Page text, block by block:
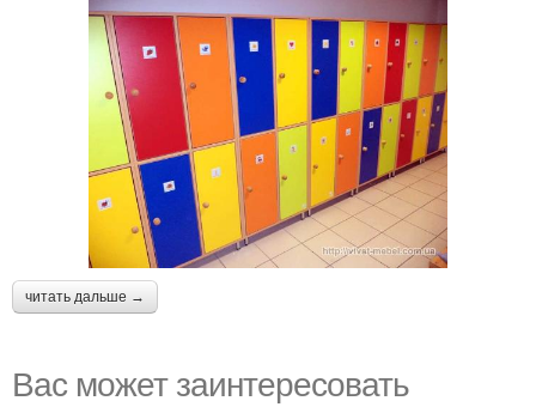
читать дальше →
Вас может заинтересовать